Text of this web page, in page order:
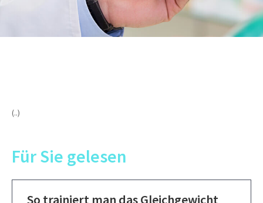
(..)
Für Sie gelesen
So trainiert man das Gleichgewicht